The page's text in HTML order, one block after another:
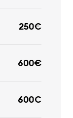
250€
600€
600€